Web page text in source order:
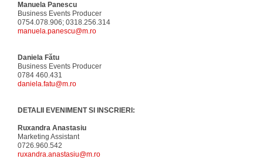
Manuela Panescu
Business Events Producer
0754.078.906; 0318.256.314
manuela.panescu@m.ro
Daniela Fătu
Business Events Producer
0784 460.431
daniela.fatu@m.ro
DETALII EVENIMENT SI INSCRIERI:
Ruxandra Anastasiu
Marketing Assistant
0726.960.542
ruxandra.anastasiu@m.ro